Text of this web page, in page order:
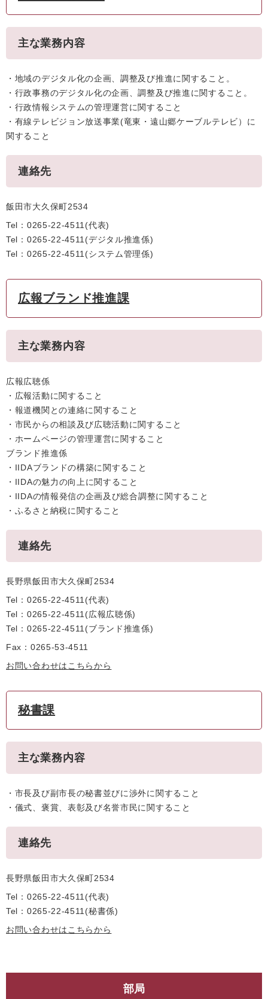
主な業務内容
・地域のデジタル化の企画、調整及び推進に関すること。
・行政事務のデジタル化の企画、調整及び推進に関すること。
・行政情報システムの管理運営に関すること
・有線テレビジョン放送事業(竜東・遠山郷ケーブルテレビ）に
関すること
連絡先
飯田市大久保町2534
Tel：0265-22-4511
代表
Tel：0265-22-4511
デジタル推進係
Tel：0265-22-4511
システム管理係
広報ブランド推進課
主な業務内容
広報広聴係
・広報活動に関すること
・報道機関との連絡に関すること
・市民からの相談及び広聴活動に関すること
・ホームページの管理運営に関すること
ブランド推進係
・IIDAブランドの構築に関すること
・IIDAの魅力の向上に関すること
・IIDAの情報発信の企画及び総合調整に関すること
・ふるさと納税に関すること
連絡先
長野県飯田市大久保町2534
Tel：0265-22-4511
代表
Tel：0265-22-4511
広報広聴係
Tel：0265-22-4511
ブランド推進係
Fax：0265-53-4511
お問い合わせはこちらから
秘書課
主な業務内容
・市長及び副市長の秘書並びに渉外に関すること
・儀式、褒賞、表彰及び名誉市民に関すること
連絡先
長野県飯田市大久保町2534
Tel：0265-22-4511
代表
Tel：0265-22-4511
秘書係
お問い合わせはこちらから
部局